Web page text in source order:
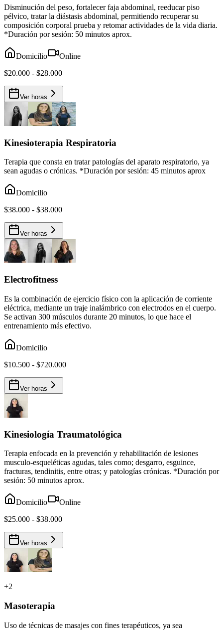
Disminución del peso, fortalecer faja abdominal, reeducar piso
pélvico, tratar la diástasis abdominal, permitiendo recuperar su
composición corporal prueba y retomar actividades de la vida diaria.
*Duración por sesión: 50 minutos aprox.
Domicilio
Online
$20.000 - $28.000
Ver horas
Kinesioterapia Respiratoria
Terapia que consta en tratar patologías del aparato respiratorio, ya
sean agudas o crónicas. *Duración por sesión: 45 minutos aprox
Domicilio
$38.000 - $38.000
Ver horas
Electrofitness
Es la combinación de ejercicio físico con la aplicación de corriente
eléctrica, mediante un traje inalámbrico con electrodos en el cuerpo.
Se activan 300 músculos durante 20 minutos, lo que hace el
entrenamiento más efectivo.
Domicilio
$10.500 - $720.000
Ver horas
Kinesiología Traumatológica
Terapia enfocada en la prevención y rehabilitación de lesiones
musculo-esqueléticas agudas, tales como; desgarro, esguince,
fracturas, tendinitis, entre otras; y patologías crónicas. *Duración por
sesión: 50 minutos aprox.
Domicilio
Online
$25.000 - $38.000
Ver horas
+2
Masoterapia
Uso de técnicas de masajes con fines terapéuticos, ya sea